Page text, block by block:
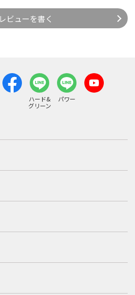
レビューを書く
ハード&
グリーン
パワー